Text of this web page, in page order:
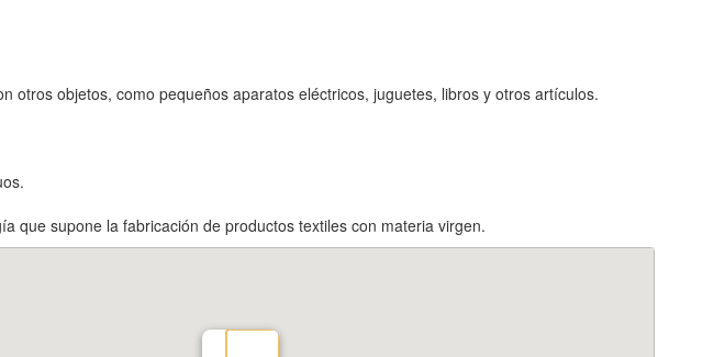
otros objetos, como pequeños aparatos eléctricos, juguetes, libros y otros artículos.
que supone la fabricación de productos textiles con materia virgen.